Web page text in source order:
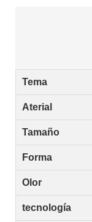
Tema
Aterial
Tamaño
Forma
Olor
tecnología